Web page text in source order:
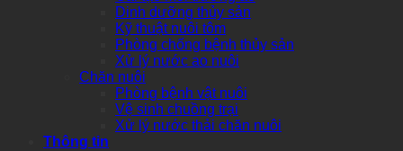
Dinh dưỡng thủy sản
Kỹ thuật nuôi tôm
Phòng chống bệnh thủy sản
Xử lý nước ao nuôi
Chăn nuôi
Phòng bệnh vật nuôi
Vệ sinh chuồng trại
Xử lý nước thải chăn nuôi
Thông tin